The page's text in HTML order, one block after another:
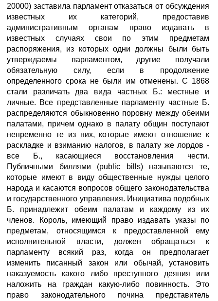
20000) заставила парламент отказаться от обсуждения
известных их категорий, предоставив
административным органам право издавать в
известных случаях свои по этим предметам
распоряжения, из которых одни должны были быть
утверждаемы парламентом, другие получали
обязательную силу, если в продолжение
определенного срока не были им отменены. С 1868
стали различать два вида частных Б.: местные и
личные. Все представленные парламенту частные Б.
распределяются обыкновенно поровну между обеими
палатами, причем однако в палату общин поступают
непременно те из них, которые имеют отношение к
раскладке и взиманию налогов, в палату же лордов -
все Б., касающиеся восстановления чести.
Публичными биллями (public bills) называются те,
которые имеют в виду общественные нужды целого
народа и касаются вопросов общего законодательства
и государственного управления. Инициатива подобных
Б. принадлежит обеим палатам и каждому из их
членов. Король, имеющий право издавать указы по
предметам, относящимся к предоставленной ему
исполнительной власти, должен обращаться к
парламенту всякий раз, когда он предполагает
изменить писанный закон или обычай, установить
наказуемость какого либо преступного деяния или
наложить на граждан какую-либо повинность. Это
право законодательного почина представитель